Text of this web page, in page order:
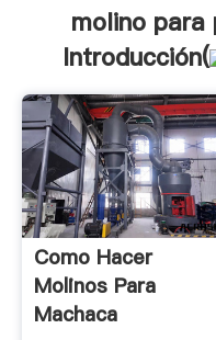
molino para
Introducción(
Como Hacer
Molinos Para
Machaca